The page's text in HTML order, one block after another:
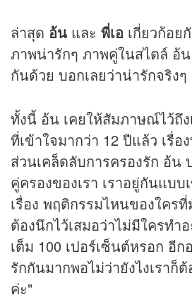
ล่าสุด อ้น และ พี่เอ เกี่ยวก้อย
ภาพน่ารักๆ ภาพคู่ในสไตล์ อ้
กันด้วย บอกเลยว่าน่ารักจริงๆ
ทั้งนี้ อ้น เคยให้สัมภาษณ์ไว้ถึง
ที่เข้าใจมากว่า 12 ปีแล้ว เรื่อ
ส่วนเคล็ดลับการครองรัก อ้น
คู่ครองของเรา เราอยู่กันแบบ
เรื่อง พฤติกรรมไหนของใคร
ต้องนึกไว้เสมอว่าไม่มีใครทำ
เต็ม 100 เปอร์เซ็นต์หรอก อีก
รักกันมากพอไม่ว่ายังไงเราก็
ค่ะ"